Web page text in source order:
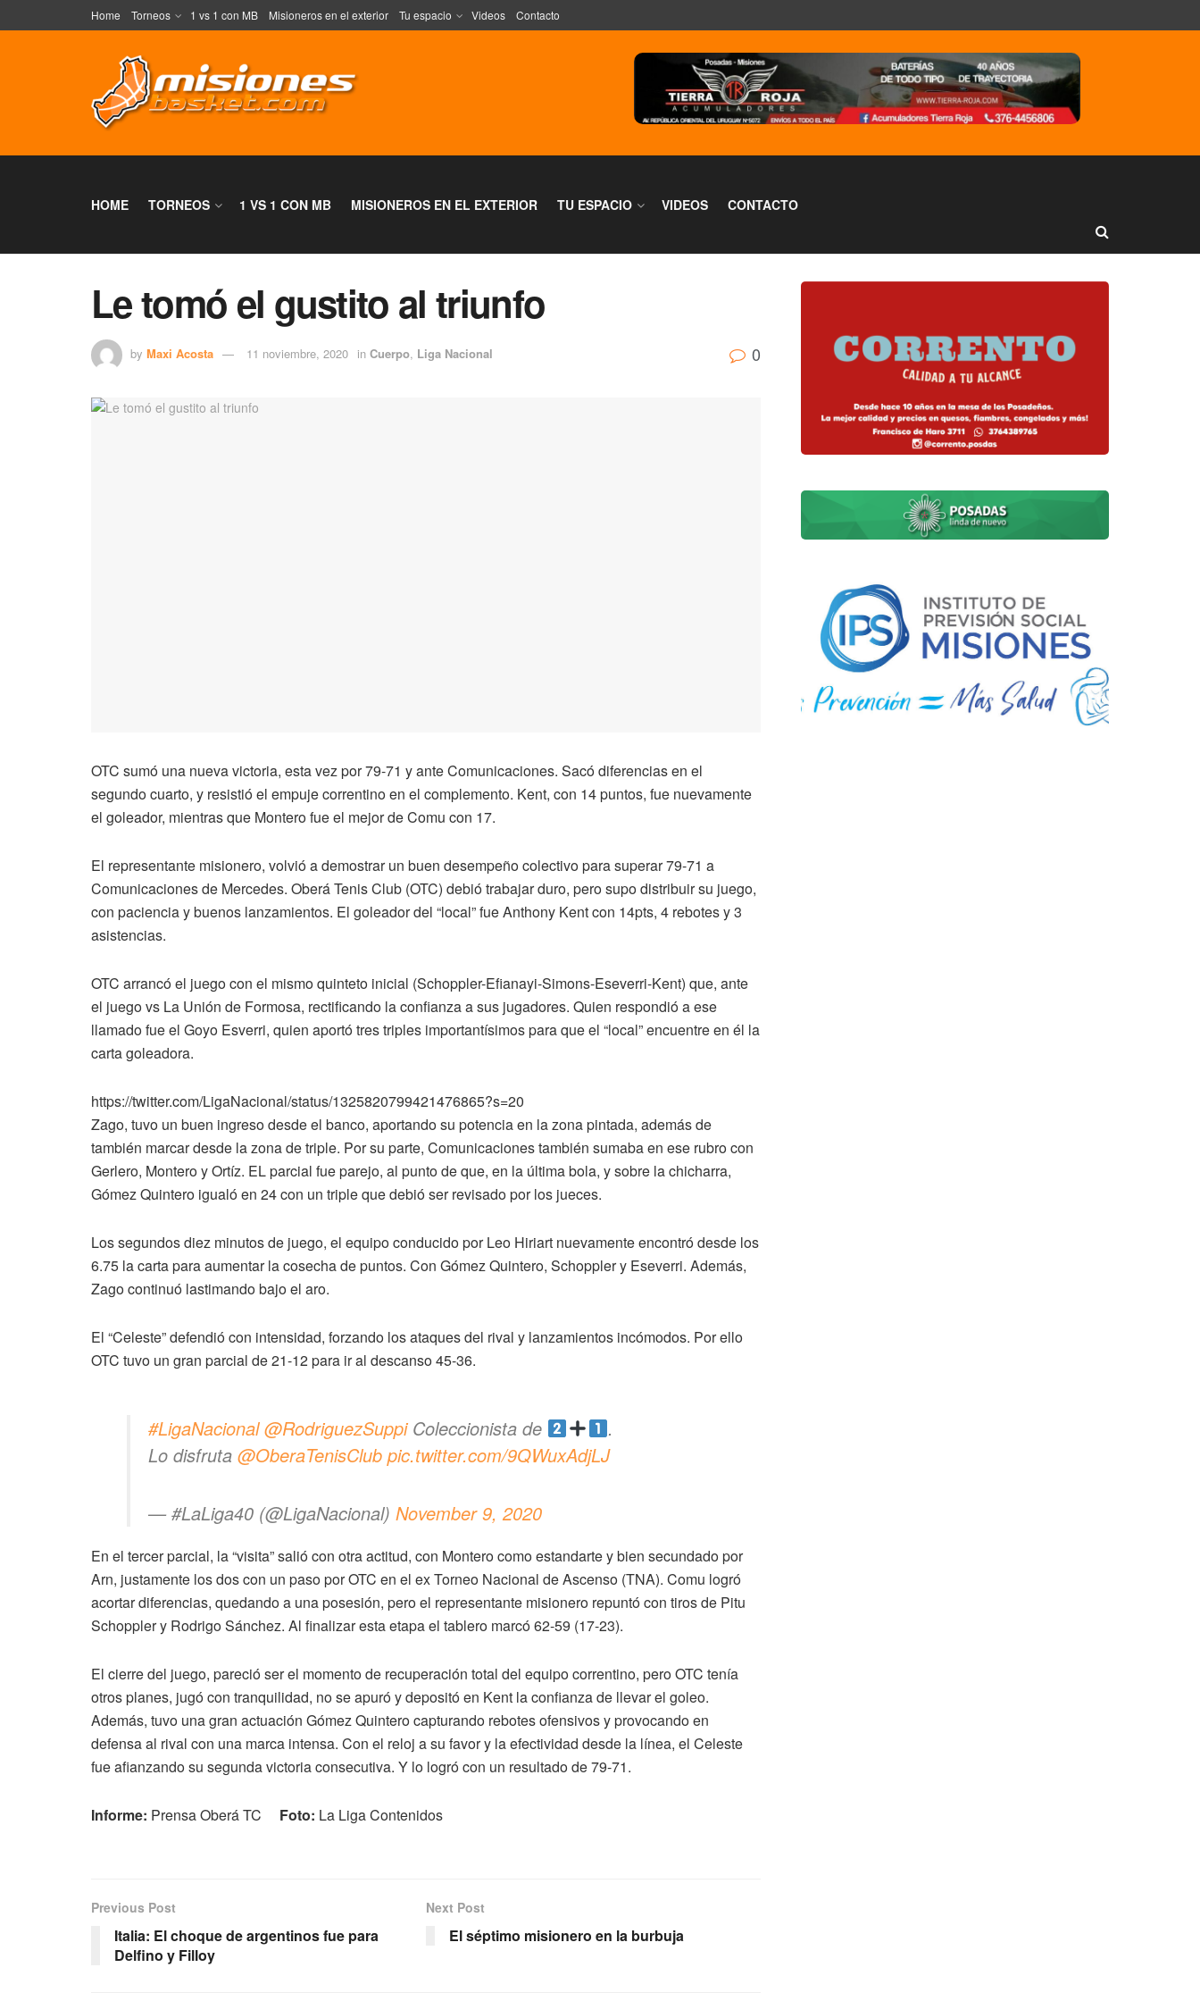
Home Torneos 1 vs 1 con MB Misioneros en el exterior Tu espacio Videos Contacto
HOME TORNEOS 1 VS 1 CON MB MISIONEROS EN EL EXTERIOR TU ESPACIO VIDEOS CONTACTO
Le tomó el gustito al triunfo
by Maxi Acosta 11 noviembre, 2020 in Cuerpo, Liga Nacional 0
OTC sumó una nueva victoria, esta vez por 79-71 y ante Comunicaciones. Sacó diferencias en el
segundo cuarto, y resistió el empuje correntino en el complemento. Kent, con 14 puntos, fue nuevamente
el goleador, mientras que Montero fue el mejor de Comu con 17.
El representante misionero, volvió a demostrar un buen desempeño colectivo para superar 79-71 a
Comunicaciones de Mercedes. Oberá Tenis Club (OTC) debió trabajar duro, pero supo distribuir su juego,
con paciencia y buenos lanzamientos. El goleador del “local” fue Anthony Kent con 14pts, 4 rebotes y 3
asistencias.
OTC arrancó el juego con el mismo quinteto inicial (Schoppler-Efianayi-Simons-Eseverri-Kent) que, ante
el juego vs La Unión de Formosa, rectificando la confianza a sus jugadores. Quien respondió a ese
llamado fue el Goyo Esverri, quien aportó tres triples importantísimos para que el “local” encuentre en él la
carta goleadora.
https://twitter.com/LigaNacional/status/1325820799421476865?s=20
Zago, tuvo un buen ingreso desde el banco, aportando su potencia en la zona pintada, además de
también marcar desde la zona de triple. Por su parte, Comunicaciones también sumaba en ese rubro con
Gerlero, Montero y Ortíz. EL parcial fue parejo, al punto de que, en la última bola, y sobre la chicharra,
Gómez Quintero igualó en 24 con un triple que debió ser revisado por los jueces.
Los segundos diez minutos de juego, el equipo conducido por Leo Hiriart nuevamente encontró desde los
6.75 la carta para aumentar la cosecha de puntos. Con Gómez Quintero, Schoppler y Eseverri. Además,
Zago continuó lastimando bajo el aro.
El “Celeste” defendió con intensidad, forzando los ataques del rival y lanzamientos incómodos. Por ello
OTC tuvo un gran parcial de 21-12 para ir al descanso 45-36.
#LigaNacional @RodriguezSuppiColeccionista de
.
Lo disfruta @OberaTenisClub pic.twitter.com/9QWuxAdjLJ
— #LaLiga40 (@LigaNacional) November 9, 2020
En el tercer parcial, la “visita” salió con otra actitud, con Montero como estandarte y bien secundado por
Arn, justamente los dos con un paso por OTC en el ex Torneo Nacional de Ascenso (TNA). Comu logró
acortar diferencias, quedando a una posesión, pero el representante misionero repuntó con tiros de Pitu
Schoppler y Rodrigo Sánchez. Al finalizar esta etapa el tablero marcó 62-59 (17-23).
El cierre del juego, pareció ser el momento de recuperación total del equipo correntino, pero OTC tenía
otros planes, jugó con tranquilidad, no se apuró y depositó en Kent la confianza de llevar el goleo.
Además, tuvo una gran actuación Gómez Quintero capturando rebotes ofensivos y provocando en
defensa al rival con una marca intensa. Con el reloj a su favor y la efectividad desde la línea, el Celeste
fue afianzando su segunda victoria consecutiva. Y lo logró con un resultado de 79-71.
Informe: Prensa Oberá TC Foto: La Liga Contenidos
Previous Post
Italia: El choque de argentinos fue para
Delfino y Filloy
Next Post
El séptimo misionero en la burbuja